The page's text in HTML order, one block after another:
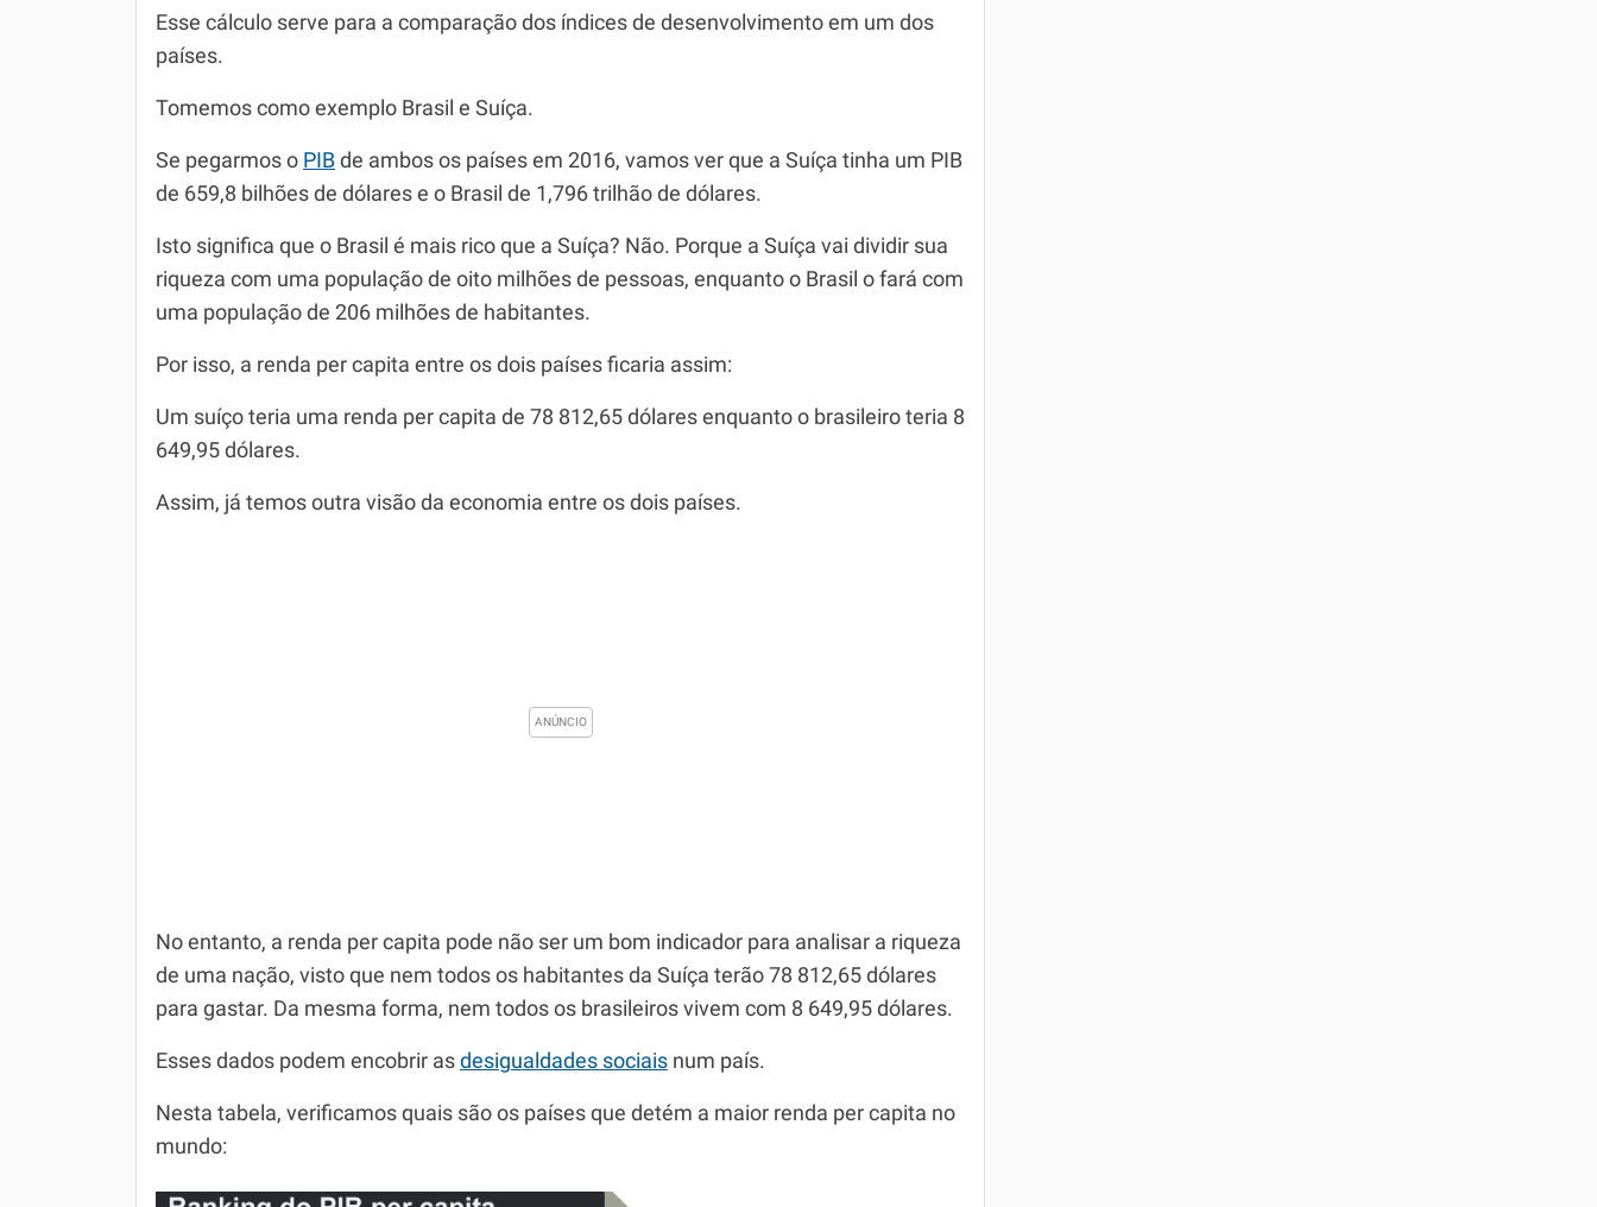
Esse cálculo serve para a comparação dos índices de desenvolvimento em um dos
países.
Tomemos como exemplo Brasil e Suíça.
Se pegarmos o PIB de ambos os países em 2016, vamos ver que a Suíça tinha um PIB
de 659,8 bilhões de dólares e o Brasil de 1,796 trilhão de dólares.
Isto significa que o Brasil é mais rico que a Suíça? Não. Porque a Suíça vai dividir sua
riqueza com uma população de oito milhões de pessoas, enquanto o Brasil o fará com
uma população de 206 milhões de habitantes.
Por isso, a renda per capita entre os dois países ficaria assim:
Um suíço teria uma renda per capita de 78 812,65 dólares enquanto o brasileiro teria 8
649,95 dólares.
Assim, já temos outra visão da economia entre os dois países.
No entanto, a renda per capita pode não ser um bom indicador para analisar a riqueza
de uma nação, visto que nem todos os habitantes da Suíça terão 78 812,65 dólares
para gastar. Da mesma forma, nem todos os brasileiros vivem com 8 649,95 dólares.
Esses dados podem encobrir as desigualdades sociais num país.
Nesta tabela, verificamos quais são os países que detém a maior renda per capita no
mundo: